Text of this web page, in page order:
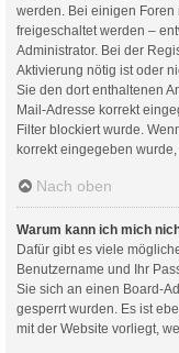
werden. Bei einigen
freigeschaltet werden –
Administrator. Bei der
Aktivierung nötig ist oder
Sie den dort enthaltenen
Mail-Adresse korrekt
Filter blockiert wurde.
korrekt eingegeben
Nach oben
Warum kann ich mich
Dafür gibt es viele
Benutzername und Ihr
Sie sich an einen Board-
gesperrt wurden. Es ist
mit der Website vorliegt,